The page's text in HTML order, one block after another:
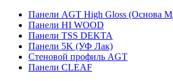
Панели AGT High Gloss (Основа
Панели HI WOOD
Панели TSS DEKTA
Панели 5K (УФ Лак)
Стеновой профиль AGT
Панели CLEAF